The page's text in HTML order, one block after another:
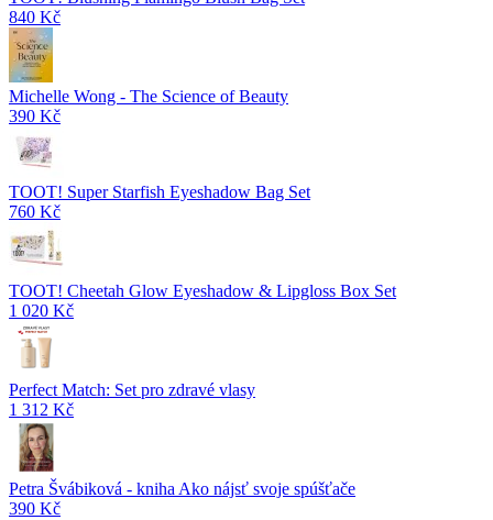
840 Kč
Michelle Wong - The Science of Beauty
390 Kč
TOOT! Super Starfish Eyeshadow Bag Set
760 Kč
TOOT! Cheetah Glow Eyeshadow & Lipgloss Box Set
1 020 Kč
Perfect Match: Set pro zdravé vlasy
1 312 Kč
Petra Švábiková - kniha Ako nájsť svoje spúšťače
390 Kč